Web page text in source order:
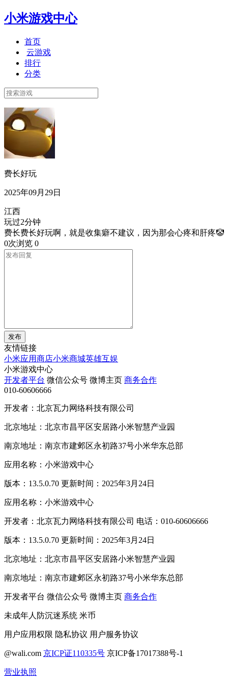
小米游戏中心
首页
云游戏
排行
分类
费长好玩
2025年09月29日
江西
玩过2分钟
费长费长好玩啊，就是收集癖不建议，因为那会心疼和肝疼🤡
0次浏览 0
发布
友情链接
小米应用商店小米商城英雄互娱
小米游戏中心
开发者平台 微信公众号 微博主页 商务合作
010-60606666
开发者：北京瓦力网络科技有限公司
北京地址：北京市昌平区安居路小米智慧产业园
南京地址：南京市建邺区永初路37号小米华东总部
应用名称：小米游戏中心
版本：13.5.0.70 更新时间：2025年3月24日
应用名称：小米游戏中心
开发者：北京瓦力网络科技有限公司 电话：010-60606666
版本：13.5.0.70 更新时间：2025年3月24日
北京地址：北京市昌平区安居路小米智慧产业园
南京地址：南京市建邺区永初路37号小米华东总部
开发者平台 微信公众号 微博主页 商务合作
未成年人防沉迷系统 米币
用户应用权限 隐私协议 用户服务协议
@wali.com 京ICP证110335号 京ICP备17017388号-1
营业执照